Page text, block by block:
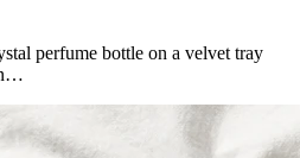
perfume bottle on a velvet tray